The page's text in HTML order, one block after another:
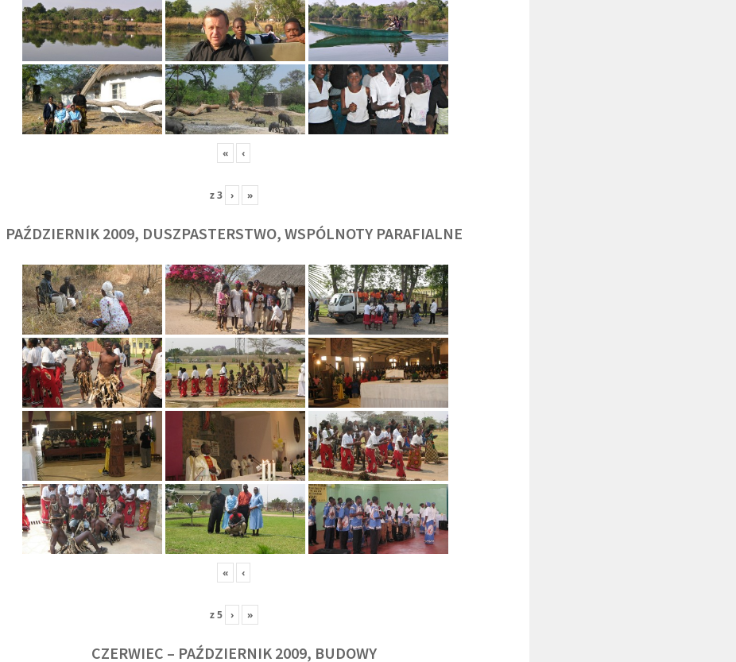
« ‹
z3 › »
PAŹDZIERNIK 2009, DUSZPASTERSTWO, WSPÓLNOTY PARAFIALNE
« ‹
z5 › »
CZERWIEC – PAŹDZIERNIK 2009, BUDOWY
SJ
O. TADEUSZ SAROTA
SJ
O. ARTUR WARDĘGA
SJ
BR. JERZY
ZADWÓRNY SJ